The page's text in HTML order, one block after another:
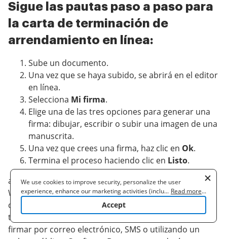
Sigue las pautas paso a paso para
la carta de terminación de
arrendamiento en línea:
Sube un documento.
Una vez que se haya subido, se abrirá en el editor
en línea.
Selecciona Mi firma.
Elige una de las tres opciones para generar una
firma: dibujar, escribir o subir una imagen de una
manuscrita.
Una vez que crees una firma, haz clic en Ok.
Termina el proceso haciendo clic en Listo.
airSlate SignNow admite casi todos los formatos: PDF,
Word, etc. Además de firmar un documento, puedes
completarlo agregando una variedad de campos:
texto, fecha, desplegable. Envía un documento para
firmar por correo electrónico, SMS o utilizando un
We use cookies to improve security, personalize the user
experience, enhance our marketing activities (including
cooperating with our 3rd party partners) and for other business
to learn more. By clicking "Accept"
... Read more...
Accept